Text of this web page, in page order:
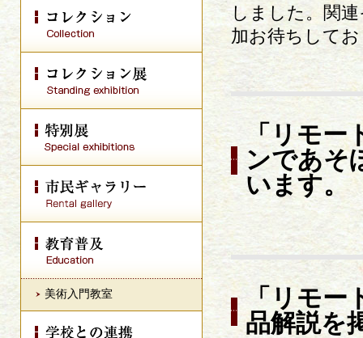
美術入門教室
しました。関
加お待ちして
「リモ
ンであそ
います。
「リモ
品解説を